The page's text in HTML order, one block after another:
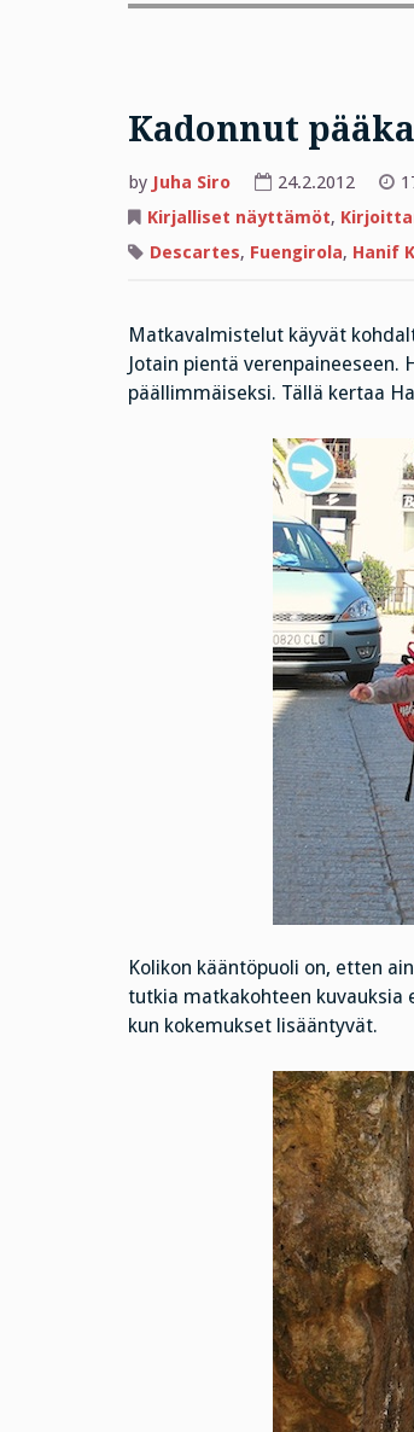
Kadonnut
by Juha Siro 24.2.2012
Kirjalliset näyttämöt,
Descartes, Fuengirola, Hanif
Matkavalmistelut käyvät
Jotain pientä
päällimmäiseksi. Tällä kertaa
Kolikon kääntöpuoli on, etten
tutkia matkakohteen kuvauksia
kun kokemukset lisääntyvät.